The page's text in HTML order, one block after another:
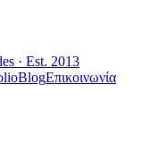
· Est. 2013
BlogΕπικοινωνία